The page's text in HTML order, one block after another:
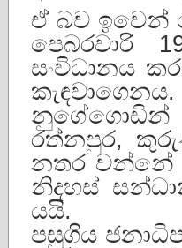
ඒ බව ඉවෙන්
පෙබරවාරි
සංවිධානය
කැඳවාගෙනය.
රත්නපුර,
නතර වන්නේ
නිදහස්
යයි.
පසුගිය